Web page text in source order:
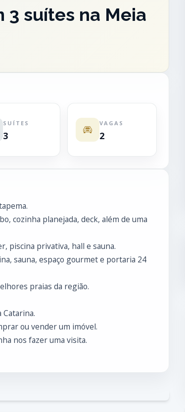
suítes na Meia
SUÍTES
3
VAGAS
2
cozinha planejada, deck, além de uma
piscina privativa, hall e sauna.
sauna, espaço gourmet e portaria 24
praias da região.
Catarina.
ou vender um imóvel.
nos fazer uma visita.